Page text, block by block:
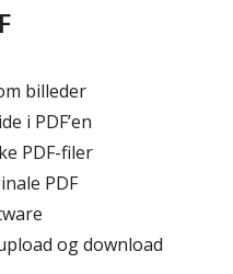
billeder
i PDF’en
PDF-filer
PDF
og download